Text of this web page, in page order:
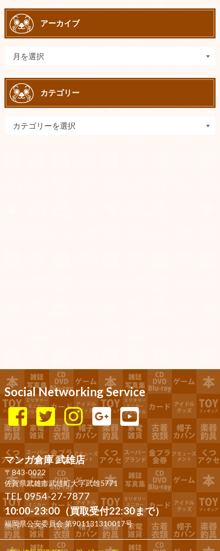
アーカイブ
カテゴリー
Social Networking Service
マンガ倉庫 武雄店
〒843-0022
佐賀県武雄市武雄町大字武雄5771
TEL 0954-27-7877
10:00-23:00（買取受付22:30まで）
福岡県公安委員会 第901131310017号